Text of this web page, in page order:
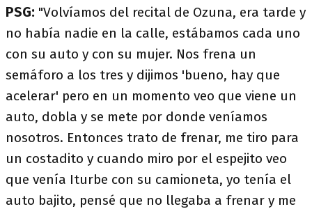
PSG: "Volvíamos del recital de Ozuna, era tarde y
no había nadie en la calle, estábamos cada uno
con su auto y con su mujer. Nos frena un
semáforo a los tres y dijimos 'bueno, hay que
acelerar' pero en un momento veo que viene un
auto, dobla y se mete por donde veníamos
nosotros. Entonces trato de frenar, me tiro para
un costadito y cuando miro por el espejito veo
que venía Iturbe con su camioneta, yo tenía el
auto bajito, pensé que no llegaba a frenar y me